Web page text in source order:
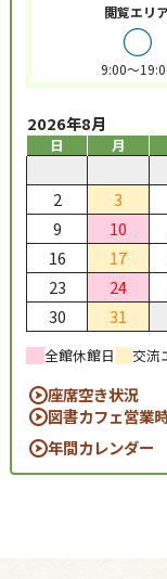
閲覧エリ
○
9:00～
2026年8月
日 月
2
3
9
10
16
17
23
24
30
31
全館休館日 交流
座席空き状況
図書カフェ営業
年間カレンダー